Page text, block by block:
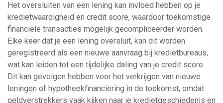
Het oversluiten van een lening kan invloed hebben op je
kredietwaardigheid en credit score, waardoor toekomstige
financiële transacties mogelijk gecompliceerder worden.
Elke keer dat je een lening oversluit, kan dit worden
geregistreerd als een nieuwe aanvraag bij kredietbureaus,
wat kan leiden tot een tijdelijke daling van je credit score.
Dit kan gevolgen hebben voor het verkrijgen van nieuwe
leningen of hypotheekfinanciering in de toekomst, omdat
geldverstrekkers vaak kijken naar je kredietgeschiedenis en